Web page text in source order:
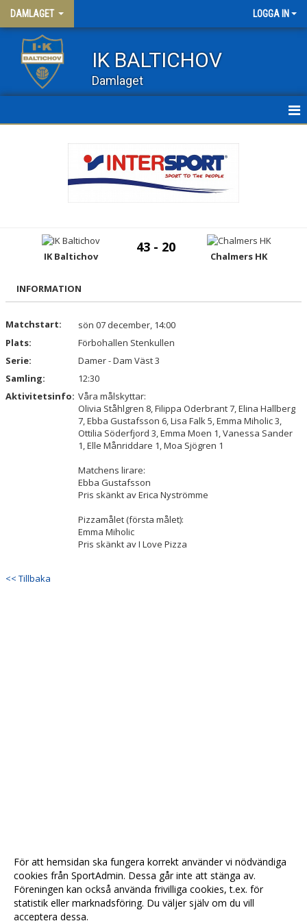
DAMLAGET LOGGA IN
IK BALTICHOV
Damlaget
TRUPPEN
DAM 3
IK Baltichov
43 - 20
Chalmers HK
INFORMATION
Matchstart:
sön 07 december, 14:00
Plats:
Förbohallen Stenkullen
Serie:
Damer - Dam Väst 3
Samling:
12:30
Aktivitetsinfo: Våra målskyttar:
Olivia Ståhlgren 8, Filippa Oderbrant 7, Elina Hallberg
7, Ebba Gustafsson 6, Lisa Falk 5, Emma Miholic 3,
Ottilia Söderfjord 3, Emma Moen 1, Vanessa Sander
1, Elle Månriddare 1, Moa Sjögren 1
Matchens lirare:
Ebba Gustafsson
Pris skänkt av Erica Nyströmme
Pizzamålet (första målet):
Emma Miholic
Pris skänkt av I Love Pizza
<< Tillbaka
För att hemsidan ska fungera korrekt använder vi nödvändiga
cookies från SportAdmin. Dessa går inte att stänga av.
Föreningen kan också använda frivilliga cookies, t.ex. för
statistik eller marknadsföring. Du väljer själv om du vill
acceptera dessa.